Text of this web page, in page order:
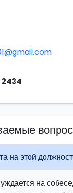
2434
на этой
на